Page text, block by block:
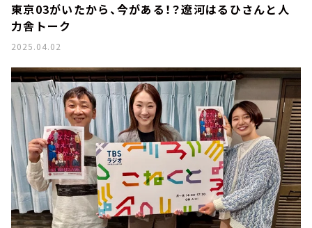
東京03がいたから、今がある！？遼河はるひさんと人
力舎トーク
2025.04.02